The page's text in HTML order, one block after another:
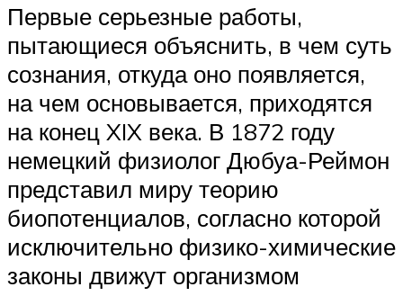
Первые серьезные работы,
пытающиеся объяснить, в чем суть
сознания, откуда оно появляется,
на чем основывается, приходятся
на конец XIX века. В 1872 году
немецкий физиолог Дюбуа-Реймон
представил миру теорию
биопотенциалов, согласно которой
исключительно физико-химические
законы движут организмом